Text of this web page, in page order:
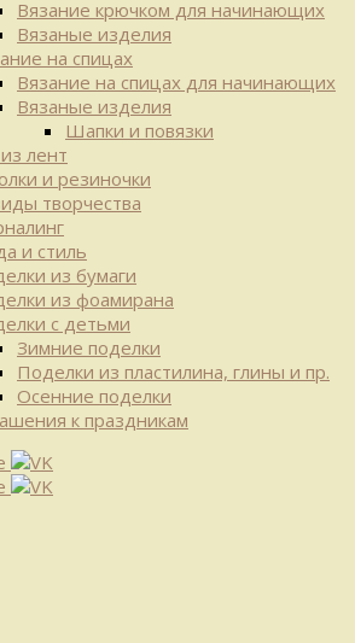
Вязание крючком для начинающих
Вязаные изделия
на спицах
Вязание на спицах для начинающих
Вязаные изделия
Шапки и повязки
лент
и резиночки
творчества
и стиль
из бумаги
из фоамирана
с детьми
Зимние поделки
Поделки из пластилина, глины и пр.
Осенние поделки
к праздникам